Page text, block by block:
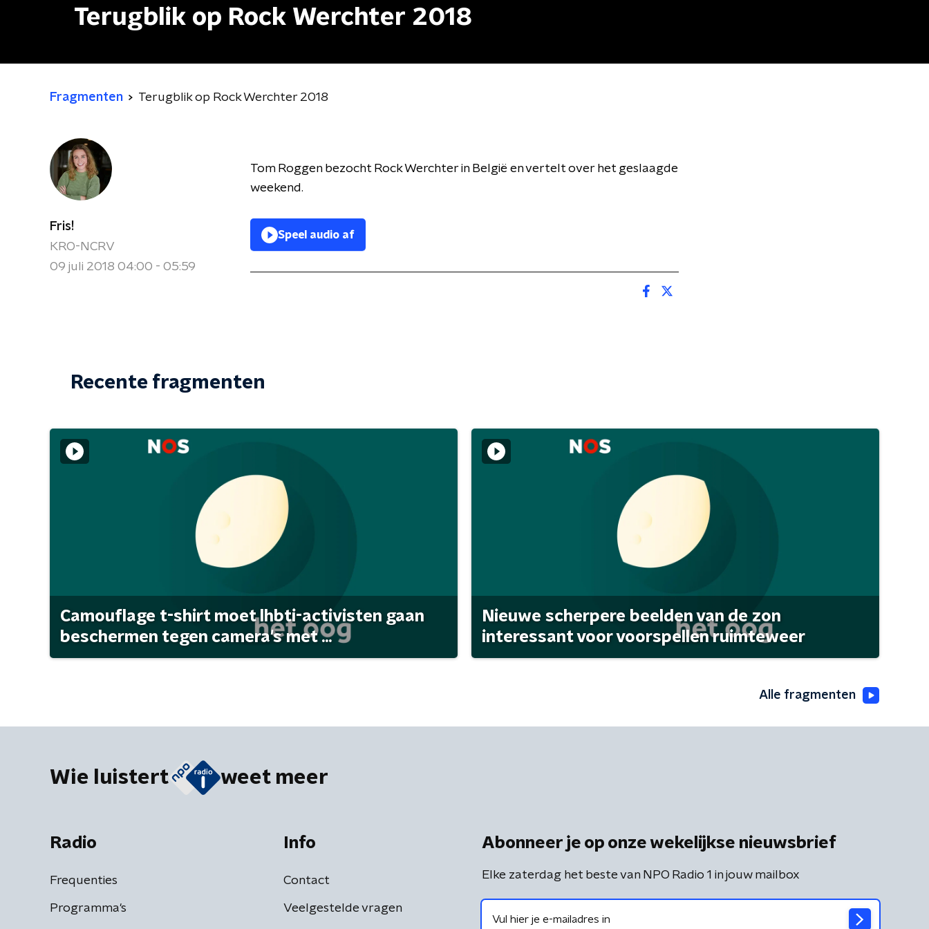
Terugblik op Rock Werchter 2018
Fragmenten Terugblik op Rock Werchter 2018
Fris!
KRO-NCRV
09 juli 2018 04:00 - 05:59
Tom Roggen bezocht Rock Werchter in België en vertelt over het geslaagde
weekend.
Speel audio af
Recente fragmenten
Camouflage t-shirt moet lhbti-activisten gaan
beschermen tegen camera's met ...
Nieuwe scherpere beelden van de zon
interessant voor voorspellen ruimteweer
Alle fragmenten
Wie luistert weet meer
Radio
Frequenties
Programma's
Info
Contact
Veelgestelde vragen
Abonneer je op onze wekelijkse nieuwsbrief
Elke zaterdag het beste van NPO Radio 1 in jouw mailbox